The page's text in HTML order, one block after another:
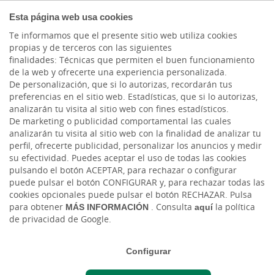
Esta página web usa cookies
Te informamos que el presente sitio web utiliza cookies
propias y de terceros con las siguientes
finalidades: Técnicas que permiten el buen funcionamiento
de la web y ofrecerte una experiencia personalizada.
De personalización, que si lo autorizas, recordarán tus
preferencias en el sitio web. Estadísticas, que si lo autorizas,
analizarán tu visita al sitio web con fines estadísticos.
De marketing o publicidad comportamental las cuales
analizarán tu visita al sitio web con la finalidad de analizar tu
perfil, ofrecerte publicidad, personalizar los anuncios y medir
su efectividad. Puedes aceptar el uso de todas las cookies
pulsando el botón ACEPTAR, para rechazar o configurar
puede pulsar el botón CONFIGURAR y, para rechazar todas las
cookies opcionales puede pulsar el botón RECHAZAR. Pulsa
para obtener MÁS INFORMACIÓN . Consulta aquíla política
de privacidad de Google.
Configurar
Cargando contenido, por favor espere...
DEFINICIÓN
1. Esta promoción va dirigida a aquellos clientes de
Cajasiete  y seguidores del perfil de Instagram de la
entidad que estén interesados en conseguir entradas
para el Tenerife Music Festival. 2 entradas dobles
front stage para la jornada del 13 de junio o 2
entradas dobles front stage para la jornada del
14 de junio del Tenerife Music Festival 2025 en
Santa Cruz de Tenerife
2. La promoción consiste en el sorteo de 4 entradas